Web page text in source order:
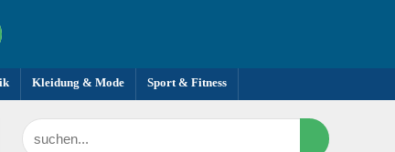
Kleidung & Mode Sport & Fitness